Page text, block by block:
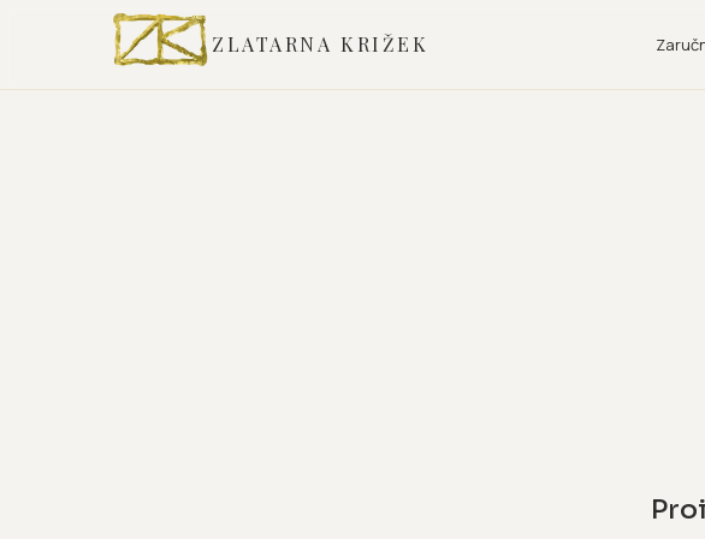
ZLATARNA KRIŽEK